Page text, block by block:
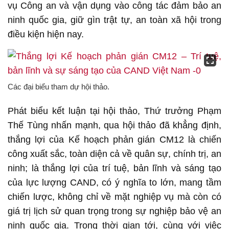
vụ Công an và vận dụng vào công tác đảm bảo an
ninh quốc gia, giữ gìn trật tự, an toàn xã hội trong
điều kiện hiện nay.
Các đại biểu tham dự hội thảo.
Phát biểu kết luận tại hội thảo, Thứ trưởng Phạm
Thế Tùng nhấn mạnh, qua hội thảo đã khẳng định,
thắng lợi của Kế hoạch phản gián CM12 là chiến
công xuất sắc, toàn diện cả về quân sự, chính trị, an
ninh; là thắng lợi của trí tuệ, bản lĩnh và sáng tạo
của lực lượng CAND, có ý nghĩa to lớn, mang tầm
chiến lược, không chỉ về mặt nghiệp vụ mà còn có
giá trị lịch sử quan trọng trong sự nghiệp bảo vệ an
ninh quốc gia. Trong thời gian tới, cùng với việc